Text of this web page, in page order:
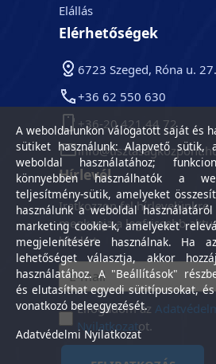
Elállás
Elérhetőségek
6723 Szeged, Róna u. 27.
+36 62 550 630
+36-20 421 44 72
Hírlevél
Iratkozzon fel hírlevelünkre,
megkapja a legfrissebb
híreket.
Elfogadom az
Nyilatkozatot.
A weboldalunkon válogatott saját és
sütiket használunk: Alapvető sütik,
weboldal használatához;
könnyebben használhatók a
teljesítmény-sütik, amelyeket
használunk a weboldal
marketing cookie-k, amelyeket
megjelenítésére használnak. Ha
lehetőséget választja, akkor
használatához. A "Beállítások"
és elutasíthat egyedi sütitípusokat,
vonatkozó beleegyezését.
Adatvédelmi Nyilatkozat